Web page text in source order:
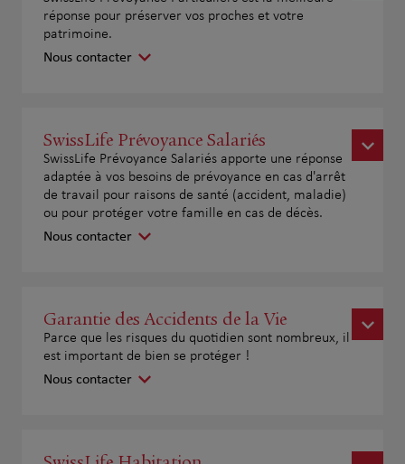
réponse pour préserver vos proches et votre
patrimoine.
Nous contacter
SwissLife Prévoyance Salariés
SwissLife Prévoyance Salariés apporte une réponse
adaptée à vos besoins de prévoyance en cas d'arrêt
de travail pour raisons de santé (accident, maladie)
ou pour protéger votre famille en cas de décès.
Nous contacter
Garantie des Accidents de la Vie
Parce que les risques du quotidien sont nombreux, il
est important de bien se protéger !
Nous contacter